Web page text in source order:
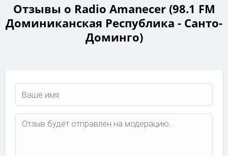
Отзывы о Radio Amanecer (98.1 FM
Доминиканская Республика - Санто-
Доминго)